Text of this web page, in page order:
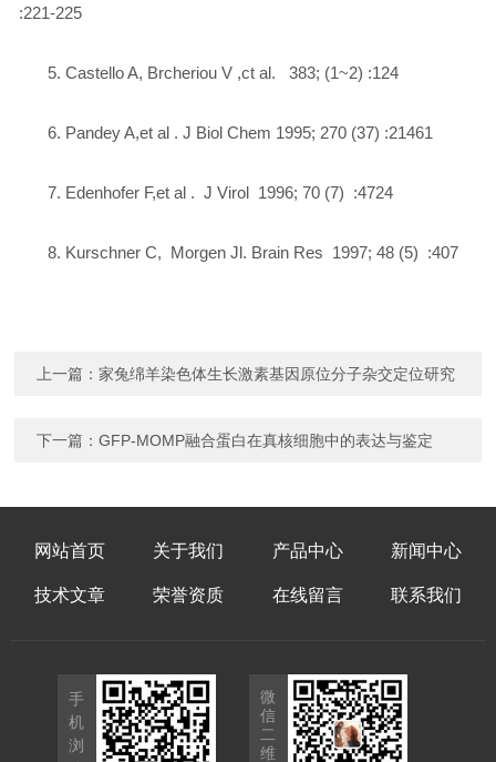
:221-225
5. Castello A, Brcheriou V ,ct al. 383; (1~2) :124
6. Pandey A,et al . J Biol Chem 1995; 270 (37) :21461
7. Edenhofer F,et al . J Virol 1996; 70 (7) :4724
8. Kurschner C, Morgen Jl. Brain Res 1997; 48 (5) :407
上一篇：家兔绵羊染色体生长激素基因原位分子杂交定位研究
下一篇：GFP-MOMP融合蛋白在真核细胞中的表达与鉴定
网站首页 关于我们 产品中心 新闻中心
技术文章 荣誉资质 在线留言 联系我们
手
机
浏
微
信
二
维